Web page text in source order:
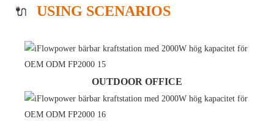
🔌 USING SCENARIOS
OUTDOOR OFFICE